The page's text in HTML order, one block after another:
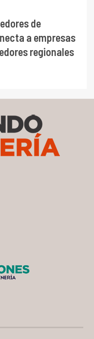
de
a empresas
regionales